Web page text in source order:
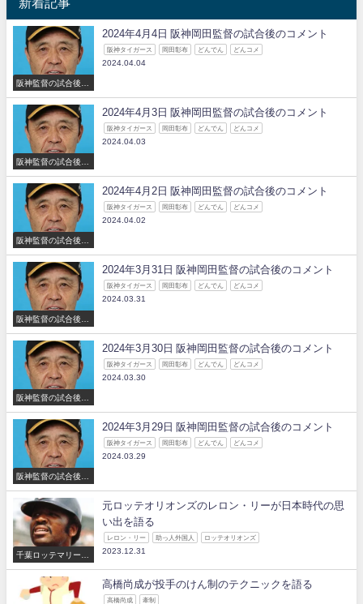
阪神監督の試合後の
2024年4月4日 阪神岡田監督の試合後のコメント
阪神タイガース 岡田彰布 どんでん どんコメ
2024.04.04
阪神監督の試合後の
2024年4月3日 阪神岡田監督の試合後のコメント
阪神タイガース 岡田彰布 どんでん どんコメ
2024.04.03
阪神監督の試合後の
2024年4月2日 阪神岡田監督の試合後のコメント
阪神タイガース 岡田彰布 どんでん どんコメ
2024.04.02
阪神監督の試合後の
2024年3月31日 阪神岡田監督の試合後のコメント
阪神タイガース 岡田彰布 どんでん どんコメ
2024.03.31
阪神監督の試合後の
2024年3月30日 阪神岡田監督の試合後のコメント
阪神タイガース 岡田彰布 どんでん どんコメ
2024.03.30
阪神監督の試合後の
2024年3月29日 阪神岡田監督の試合後のコメント
阪神タイガース 岡田彰布 どんでん どんコメ
2024.03.29
千葉ロッテマリーン
元ロッテオリオンズのレロン・リーが日本時代の思
い出を語る
レロン・リー 助っ人外国人 ロッテオリオンズ
2023.12.31
高橋尚成が投手のけん制のテクニックを語る
高橋尚成 牽制